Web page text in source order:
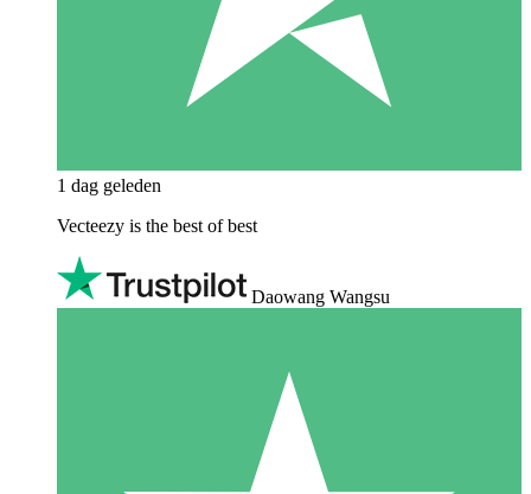
1 dag geleden
Vecteezy is the best of best
Daowang Wangsu